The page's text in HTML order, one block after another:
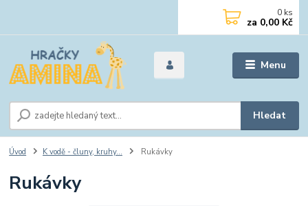
Menu
Hledat
0 ks
za 0,00 Kč
Úvod K vodě - čluny, kruhy... Rukávky
Rukávky